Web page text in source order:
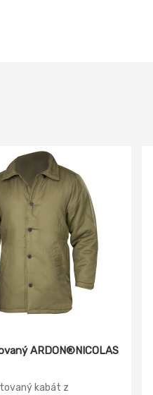
ARDON®NICOLAS
kabát z